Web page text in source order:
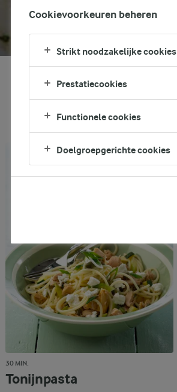
30 MIN.
Tonijnpasta
Cookievoorkeuren beheren
Strikt noodzakelijke cookies
Prestatiecookies
Functionele cookies
Doelgroepgerichte cookies